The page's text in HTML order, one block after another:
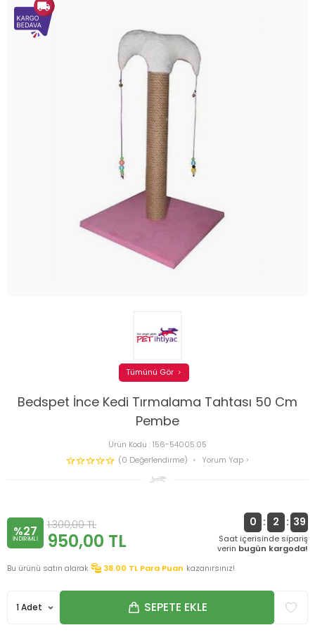
Bedspet İnce Kedi Tırmalama Tahtası 50 Cm
Pembe
Ürün Kodu :156-54005.05
(0 Değerlendirme)
Yorum Yap
Tümünü Gör
%27
INDIRIMLI
1.300,00TL
950,00 TL
0 : 2 : 39
Saat içerisinde sipariş
verin bugün kargoda!
Bu ürünü satın alarak
38.00 TL Para Puan kazanırsınız!
SEPETE EKLE